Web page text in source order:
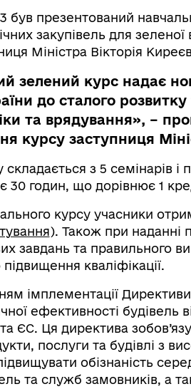
був презентований
закупівель для зеленої
Міністра Вікторія
зелений курс надає
до сталого
та врядування», –
курсу заступниця
з 5 семінарів і
30 годин, що дорівнює 1
курсу учасники
). Також при наданні
завдань та правильного
кваліфікації.
імплементації
ефективності будівель
ЄС. Ця директива
послуги та будівлі з
обізнаність
та служб замовників, а